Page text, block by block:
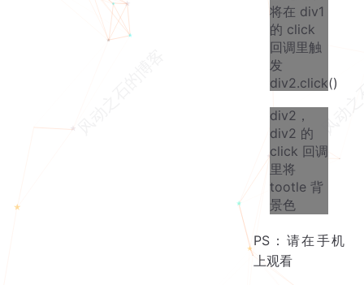
将在 div1
的 click
回调里触
发
div2.click()
div2，
div2 的
click 回调
里将
tootle 背
景色
PS：请在手机
上观看